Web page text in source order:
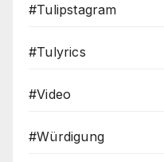
#Tulipstagram
#Tulyrics
#Video
#Würdigung